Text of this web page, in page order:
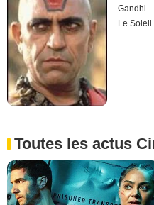
Gandhi
Le Soleil
Toutes les actus